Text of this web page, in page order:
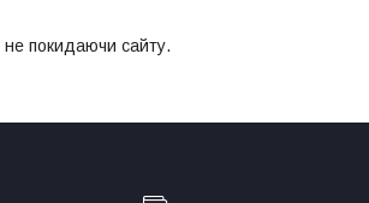
не покидаючи сайту.